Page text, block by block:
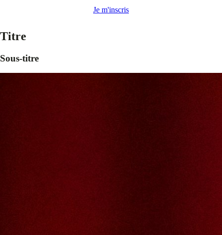
Je m'inscris
Titre
Sous-titre